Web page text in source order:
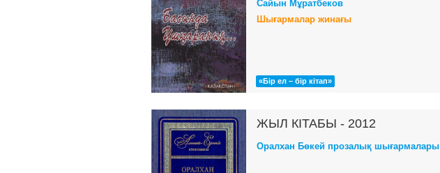
Сайын Мұратбеков
Шығармалар жинағы
«Бір ел – бір кітап»
ЖЫЛ КІТАБЫ - 2012
Оралхан Бөкей прозалық шығармалары